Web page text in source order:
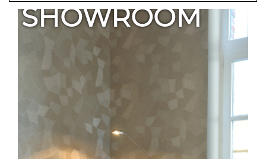
SHOWROOM